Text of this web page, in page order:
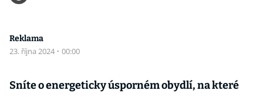
Reklama
23. října 2024 · 00:00
Sníte o energeticky úsporném obydlí, na které